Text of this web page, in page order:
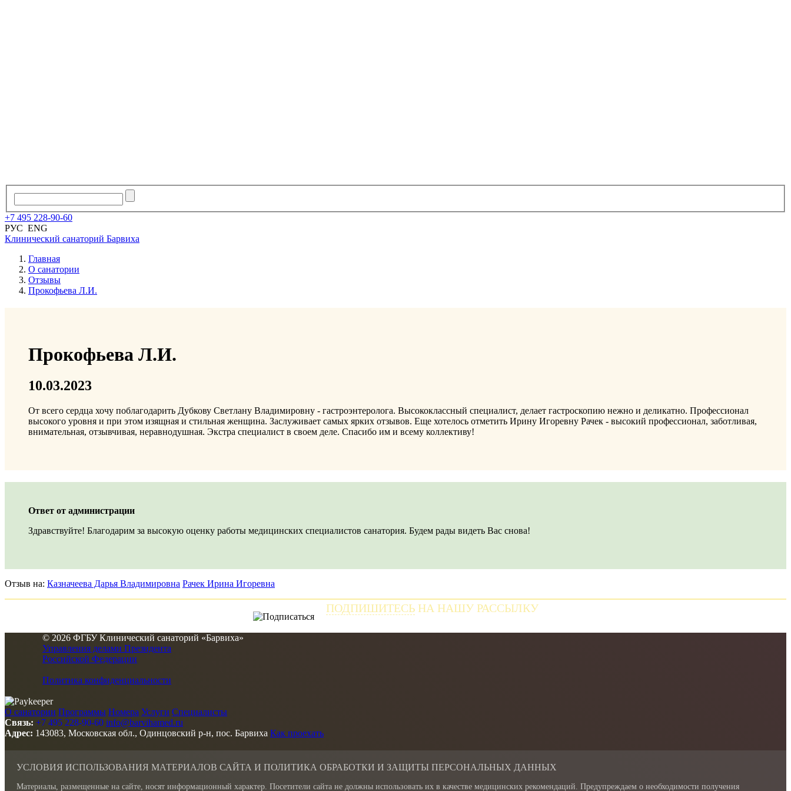
+7 495 228-90-60
РУС ENG
Клинический санаторий Барвиха
Главная
О санатории
Отзывы
Прокофьева Л.И.
Прокофьева Л.И.
10.03.2023
От всего сердца хочу поблагодарить Дубкову Светлану Владимировну - гастроэнтеролога. Высококлассный специалист, делает гастроскопию нежно и деликатно. Профессионал
высокого уровня и при этом изящная и стильная женщина. Заслуживает самых ярких отзывов. Еще хотелось отметить Ирину Игоревну Рачек - высокий профессионал, заботливая,
внимательная, отзывчивая, неравнодушная. Экстра специалист в своем деле. Спасибо им и всему коллективу!
Ответ от администрации
Здравствуйте! Благодарим за высокую оценку работы медицинских специалистов санатория. Будем рады видеть Вас снова!
Отзыв на: Казначеева Дарья Владимировна Рачек Ирина Игоревна
ПОДПИШИТЕСЬНА НАШУ РАССЫЛКУ
© 2026 ФГБУ Клинический санаторий «Барвиха»
Управления делами Президента
Российской Федерации
Политика конфиденциальности
О санатории Программы Номера Услуги Специалисты
Связь: +7 495 228-90-60 info@barvihamed.ru
Адрес: 143083, Московская обл., Одинцовский р-н, пос. Барвиха Как проехать
УСЛОВИЯ ИСПОЛЬЗОВАНИЯ МАТЕРИАЛОВ САЙТА И ПОЛИТИКА ОБРАБОТКИ И ЗАЩИТЫ ПЕРСОНАЛЬНЫХ ДАННЫХ
Материалы, размещенные на сайте, носят информационный характер. Посетители сайта не должны использовать их в качестве медицинских рекомендаций. Предупреждаем о необходимости получения